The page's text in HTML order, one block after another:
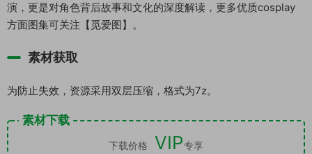
演，更是对角色背后故事和文化的深度解读，更多优质cosplay
方面图集可关注【觅爱图】。
素材获取
为防止失效，资源采用双层压缩，格式为7z。
素材下载
下载价格 VIP专享